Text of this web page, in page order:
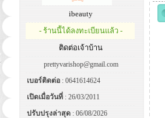
ibeauty
- ร้านนี้ได้ลงทะเบียนแล้ว -
ติดต่อเจ้าบ้าน
prettyvarishop@gmail.com
เบอร์ติดต่อ : 0641614624
เปิดเมื่อวันที่ : 26/03/2011
ปรับปรุงล่าสุด : 06/08/2026